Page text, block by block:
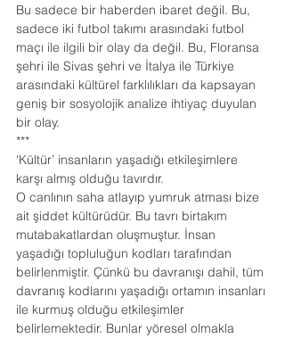
Bu sadece bir haberden ibaret değil. Bu,
sadece iki futbol takımı arasındaki futbol
maçı ile ilgili bir olay da değil. Bu, Floransa
şehri ile Sivas şehri ve İtalya ile Türkiye
arasındaki kültürel farklılıkları da kapsayan
geniş bir sosyolojik analize ihtiyaç duyulan
bir olay.
***
‘Kültür’ insanların yaşadığı etkileşimlere
karşı almış olduğu tavırdır.
O canlının saha atlayıp yumruk atması bize
ait şiddet kültürüdür. Bu tavrı birtakım
mutabakatlardan oluşmuştur. İnsan
yaşadığı topluluğun kodları tarafından
belirlenmiştir. Çünkü bu davranışı dahil, tüm
davranış kodlarını yaşadığı ortamın insanları
ile kurmuş olduğu etkileşimler
belirlemektedir. Bunlar yöresel olmakla